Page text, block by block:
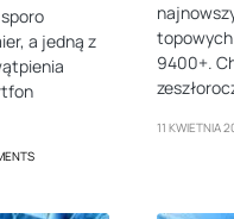
a jedną z
9400+.
11 KWIETNIA